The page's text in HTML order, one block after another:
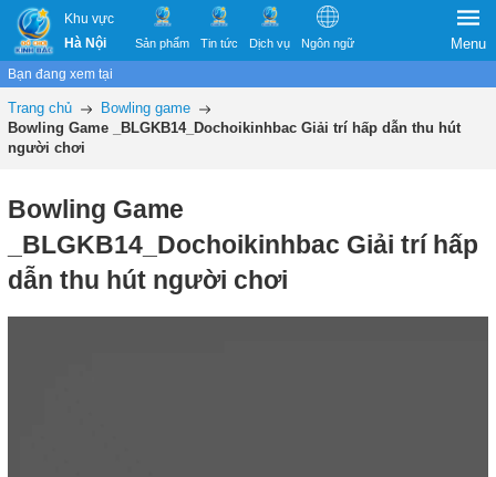
Khu vực
Hà Nội
Sản phẩm Tin tức Dịch vụ Ngôn ngữ Menu
Bạn đang xem tại
Trang chủ
Bowling game
Bowling Game _BLGKB14_Dochoikinhbac Giải trí hấp dẫn thu hút
người chơi
Bowling Game
_BLGKB14_Dochoikinhbac Giải trí hấp
dẫn thu hút người chơi